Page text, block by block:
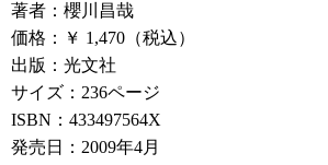
著者：櫻川昌哉
価格：￥ 1,470（税込）
出版：光文社
サイズ：236ページ
ISBN：433497564X
発売日：2009年4月